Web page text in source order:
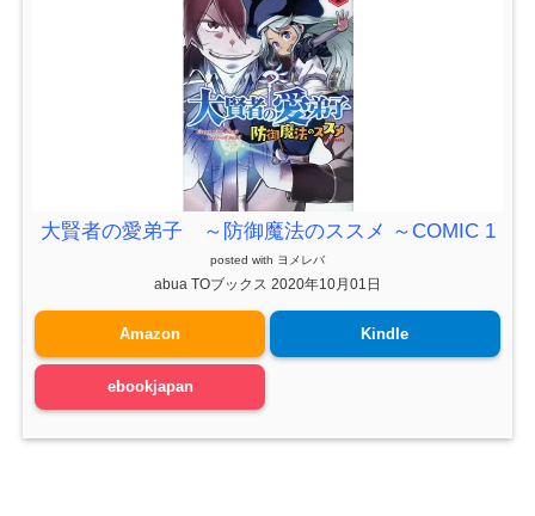
大賢者の愛弟子 ～防御魔法のススメ ～COMIC 1
posted with ヨメレバ
abua TOブックス 2020年10月01日
Amazon Kindle
ebookjapan